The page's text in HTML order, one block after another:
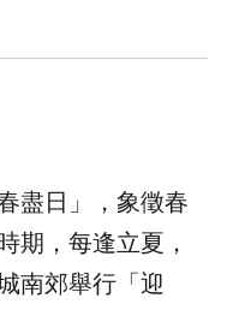
盡日」，象徵春
期，每逢立夏，
南郊舉行「迎